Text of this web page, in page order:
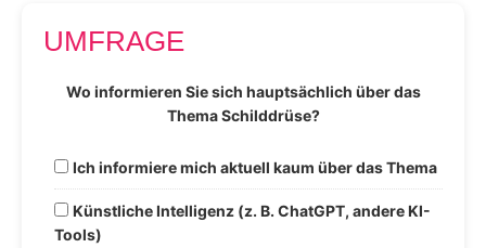
UMFRAGE
Wo informieren Sie sich hauptsächlich über das
Thema Schilddrüse?
Ich informiere mich aktuell kaum über das Thema
Künstliche Intelligenz (z. B. ChatGPT, andere KI-
Tools)